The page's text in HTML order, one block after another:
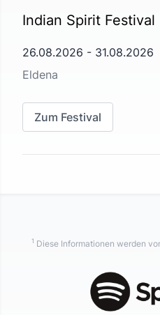
Indian Spirit Festival
26.08.2026 - 31.08.2026
Eldena
Zum Festival
1 Diese Informationen werden